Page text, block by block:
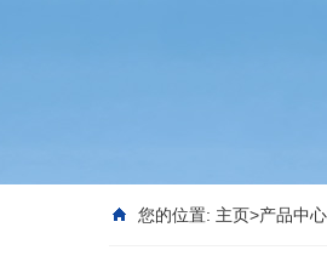
您的位置: 主页>产品中心